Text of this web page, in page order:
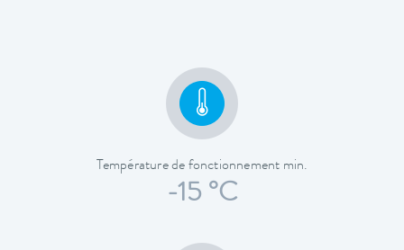
Température de fonctionnement min.
-15 °C